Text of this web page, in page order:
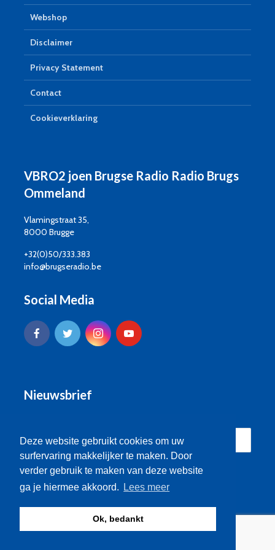
Deze website gebruikt cookies om uw
surfervaring makkelijker te maken. Door
verder gebruik te maken van deze website
ga je hiermee akkoord.
Lees meer
Ok, bedankt
Webshop
Disclaimer
Privacy Statement
Contact
Cookieverklaring
VBRO2 joen Brugse Radio Radio Brugs
Ommeland
Vlamingstraat 35,
8000 Brugge
+32(0)50/333.383
info@brugseradio.be
Social Media
Nieuwsbrief
© Brugse Radio 2026